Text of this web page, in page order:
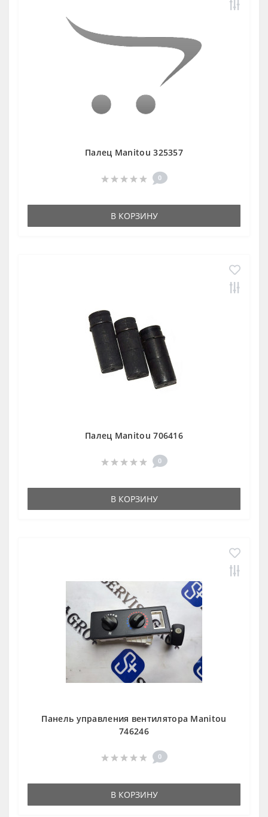
Палец Manitou 325357
0
В КОРЗИНУ
Палец Manitou 706416
0
В КОРЗИНУ
Панель управления вентилятора Manitou
746246
0
В КОРЗИНУ